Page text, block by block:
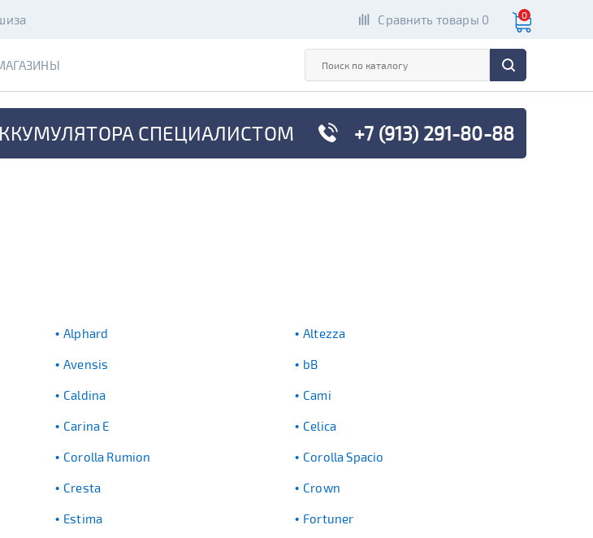
Сравнить товары 0 0
СПЕЦИАЛИСТОМ +7 (913) 291-80-88
Alphard Altezza
Avensis bB
Caldina Cami
Carina E Celica
Corolla Rumion Corolla Spacio
Cresta Crown
Estima Fortuner